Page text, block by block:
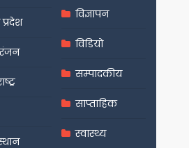
विज्ञापन
विडियो
सम्पादकीय
साप्ताहिक
स्वास्थ्य